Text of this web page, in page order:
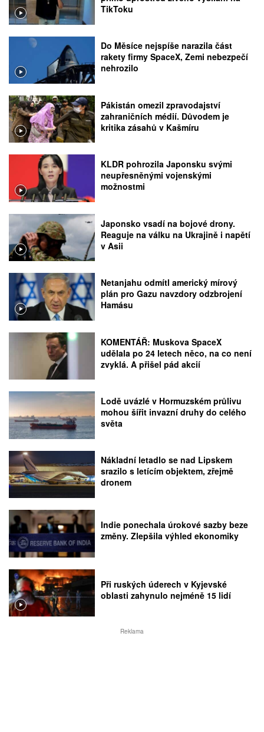
TikToku
Do Měsíce nejspíše narazila část
rakety firmy SpaceX, Zemi nebezpečí
nehrozilo
Pákistán omezil zpravodajství
zahraničních médií. Důvodem je
kritika zásahů v Kašmíru
KLDR pohrozila Japonsku svými
neupřesněnými vojenskými
možnostmi
Japonsko vsadí na bojové drony.
Reaguje na válku na Ukrajině i napětí
v Asii
Netanjahu odmítl americký mírový
plán pro Gazu navzdory odzbrojení
Hamásu
KOMENTÁŘ: Muskova SpaceX
udělala po 24 letech něco, na co není
zvyklá. A přišel pád akcií
Lodě uvázlé v Hormuzském průlivu
mohou šířit invazní druhy do celého
světa
Nákladní letadlo se nad Lipskem
srazilo s letícím objektem, zřejmě
dronem
Indie ponechala úrokové sazby beze
změny. Zlepšila výhled ekonomiky
Při ruských úderech v Kyjevské
oblasti zahynulo nejméně 15 lidí
Reklama